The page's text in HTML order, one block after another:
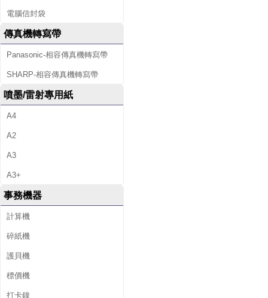
電腦信封袋
傳真機轉寫帶
Panasonic-相容傳真機轉寫帶
SHARP-相容傳真機轉寫帶
噴墨/雷射專用紙
A4
A2
A3
A3+
事務機器
計算機
碎紙機
護貝機
標價機
打卡鐘